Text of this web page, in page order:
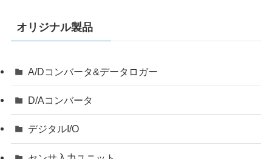
オリジナル製品
A/Dコンバータ&データロガー
D/Aコンバータ
デジタルI/O